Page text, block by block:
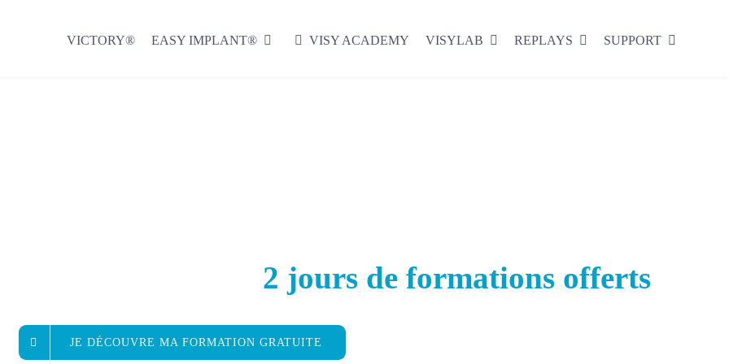
VICTORY® EASY IMPLANT® VISY ACADEMY VISYLAB REPLAYS SUPPORT
2 jours de formations offerts
JE DÉCOUVRE MA FORMATION GRATUITE